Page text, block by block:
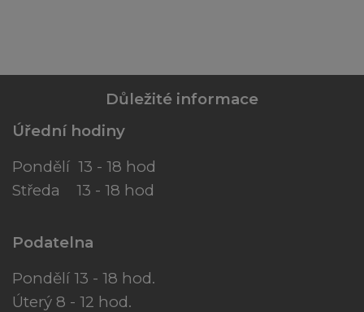
Důležité informace
Úřední hodiny
Pondělí 13 - 18 hod
Středa 13 - 18 hod
Podatelna
Pondělí 13 - 18 hod.
Úterý 8 - 12 hod.